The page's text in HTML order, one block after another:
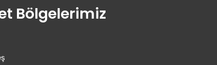
Bölgelerimiz